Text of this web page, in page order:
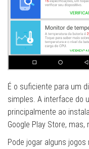
É o suficiente para um
simples. A interface do
principalmente ao
Google Play Store,
Pode jogar alguns